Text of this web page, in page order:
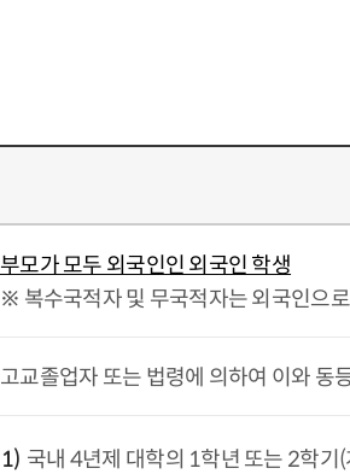
부모가 모두 외국인인 외국인 학생
※ 복수국적자 및 무국적자는 외국인으
고교졸업자 또는 법령에 의하여 이와 동
국내 4년제 대학의 1학년 또는 2학기